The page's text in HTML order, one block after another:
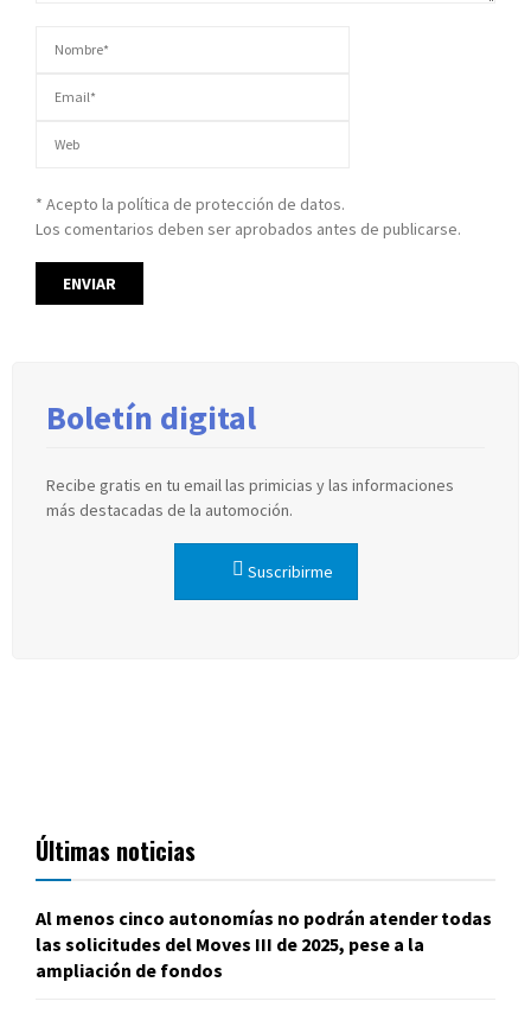
* Acepto la política de protección de datos.
Los comentarios deben ser aprobados antes de publicarse.
Boletín digital
Recibe gratis en tu email las primicias y las informaciones
más destacadas de la automoción.
Suscribirme
Últimas noticias
Al menos cinco autonomías no podrán atender todas
las solicitudes del Moves III de 2025, pese a la
ampliación de fondos